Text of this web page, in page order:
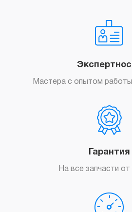
Мастера с опытом работы
Гарантия
На все запчасти от